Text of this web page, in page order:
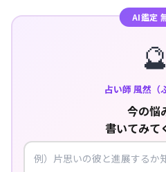
AI鑑定
🔮
占い師 風然（
今の悩
書いてみて